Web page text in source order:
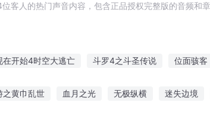
客人的热门声音内容，包含正品授权完整版的音频和
在开始4时空大逃亡 斗罗4之斗圣传说 位面骇客
之黄巾乱世 血月之光 无极纵横 迷失边境